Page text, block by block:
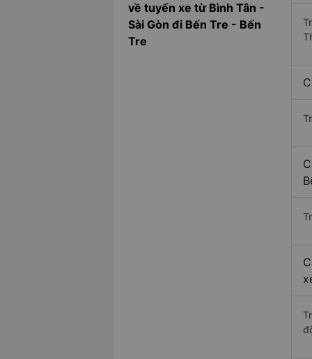
về tuyến xe từ Bình Tân -
Sài Gòn đi Bến Tre - Bến
Tre